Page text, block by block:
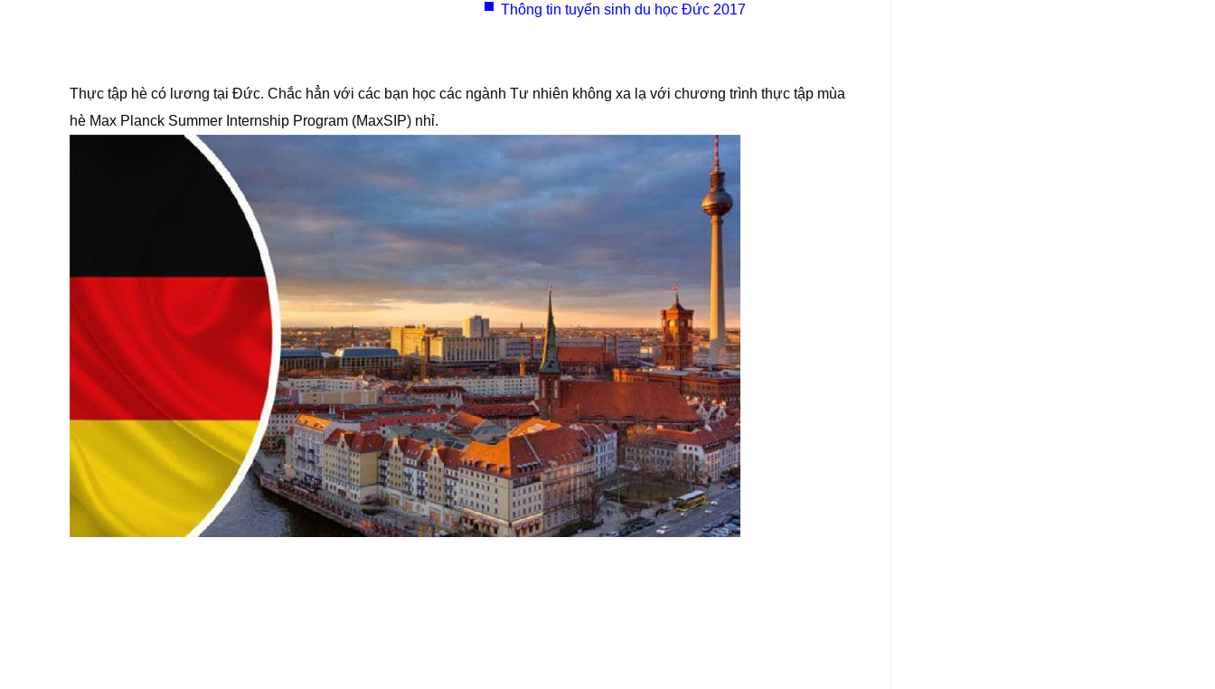
Thông tin tuyển sinh du học Đức 2017
Thực tập hè có lương tại Đức. Chắc hẳn với các bạn học các ngành Tư nhiên không xa lạ với chương trình thực tập mùa
hè Max Planck Summer Internship Program (MaxSIP) nhỉ.